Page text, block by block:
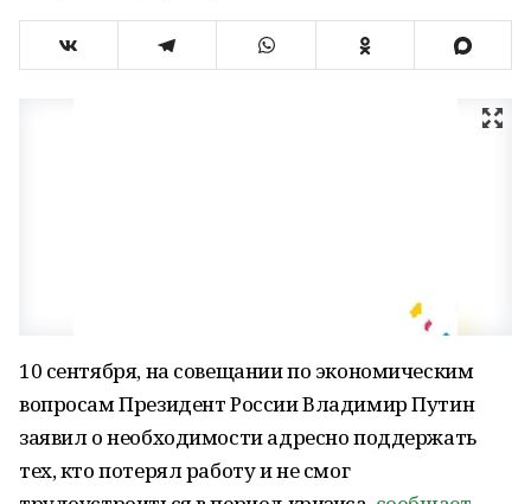
10 сентября, на совещании по экономическим
вопросам Президент России Владимир Путин
заявил о необходимости адресно поддержать
тех, кто потерял работу и не смог